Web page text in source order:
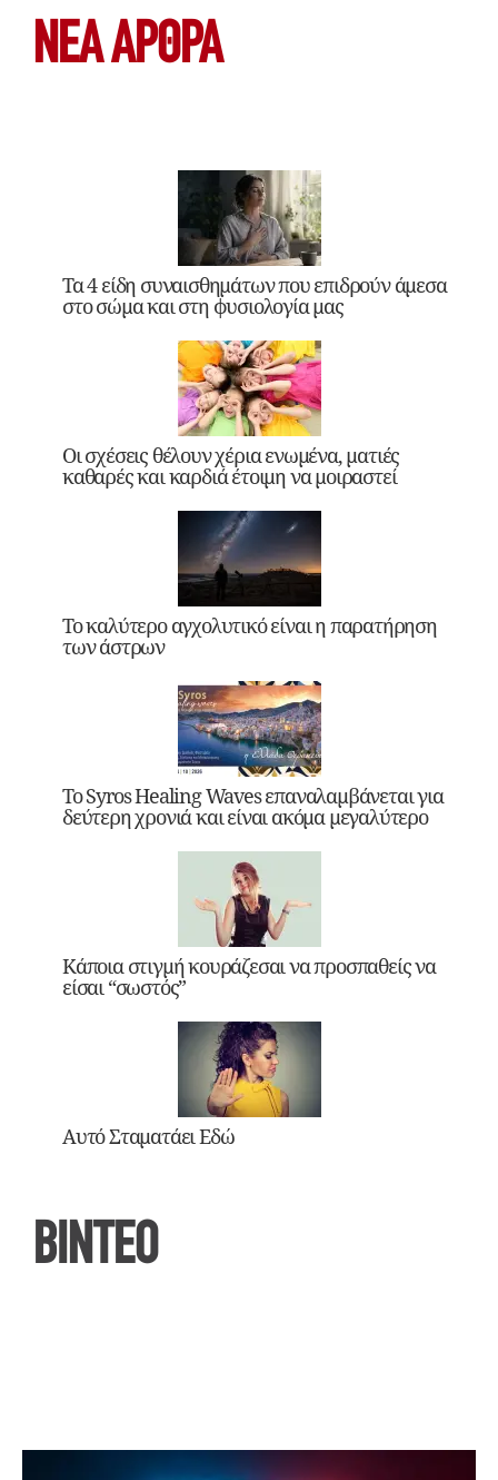
ΝΕΑ ΆΡΘΡΑ
Τα 4 είδη συναισθημάτων που επιδρούν άμεσα
στο σώμα και στη φυσιολογία μας
Οι σχέσεις θέλουν χέρια ενωμένα, ματιές
καθαρές και καρδιά έτοιμη να μοιραστεί
Το καλύτερο αγχολυτικό είναι η παρατήρηση
των άστρων
Το Syros Healing Waves επαναλαμβάνεται για
δεύτερη χρονιά και είναι ακόμα μεγαλύτερο
Κάποια στιγμή κουράζεσαι να προσπαθείς να
είσαι “σωστός”
Αυτό Σταματάει Εδώ
ΒΙΝΤΕΟ